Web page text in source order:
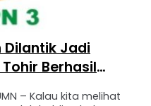
Dilantik Jadi
Tohir Berhasil
Satu BUMN
– Kalau kita melihat